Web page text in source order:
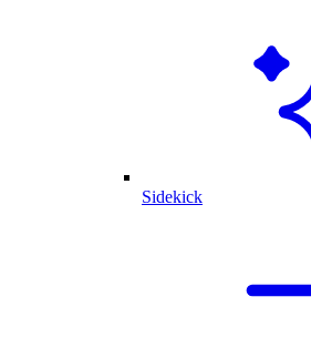
Sidekick